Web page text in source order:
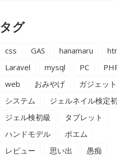
タグ
css GAS hanamaru
Laravel
mysql PC
web
おみやげ
ガジェット
システム
ジェルネイル検定
ジェル検初級
タブレット
ハンドモデル
ポエム
レビュー
思い出
愚痴